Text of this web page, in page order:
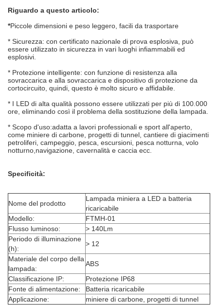
Riguardo a questo articolo:
*Piccole dimensioni e peso leggero, facili da trasportare
* Sicurezza: con certificato nazionale di prova esplosiva, può
essere utilizzato in sicurezza in vari luoghi infiammabili ed
esplosivi.
* Protezione intelligente: con funzione di resistenza alla
sovraccarica e alla sovraccarica e dispositivo di protezione da
cortocircuito, quindi, questo è molto sicuro e affidabile.
* I LED di alta qualità possono essere utilizzati per più di 100.000
ore, eliminando così il problema della sostituzione della lampada.
* Scopo d'uso:adatta a lavori professionali e sport all'aperto,
come miniere di carbone, progetti di tunnel, cantiere di giacimenti
petroliferi, campeggio, pesca, escursioni, pesca notturna, volo
notturno,navigazione, cavernalità e caccia ecc.
Specificità:
Nome del prodotto
Lampada miniera a LED a batteria
ricaricabile
Modello:
FTMH-01
Flusso luminoso:
> 140Lm
Periodo di illuminazione
(h):
> 12
Materiale del corpo della
lampada:
ABS
Classificazione IP:
Protezione IP68
Fonte di alimentazione:
Batteria ricaricabile
Applicazione:
miniere di carbone, progetti di tunnel